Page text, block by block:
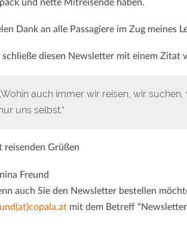
und nette Mitreisende haben.
Dank an alle Passagiere im Zug meines
schließe diesen Newsletter mit einem Zitat
auch immer wir reisen, wir
uns selbst.“
reisenden Grüßen
Freund
auch Sie den Newsletter bestellen
mit dem Betreff “Newsletter